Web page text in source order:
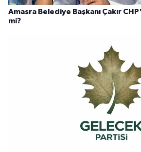
Amasra Belediye Başkanı Çakır
mi?